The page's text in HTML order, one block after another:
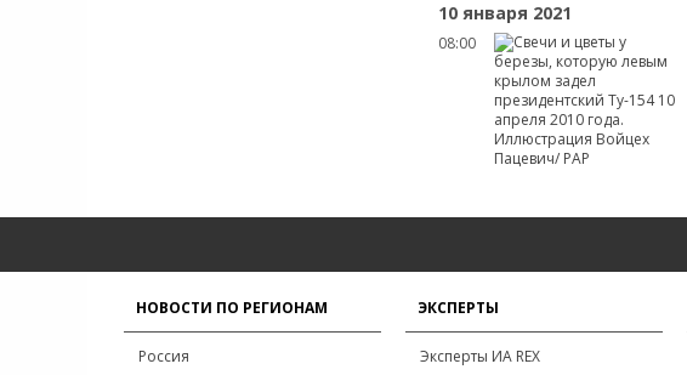
10 января 2021
08:00
НОВОСТИ ПО РЕГИОНАМ
Россия
ЭКСПЕРТЫ
Эксперты ИА REX